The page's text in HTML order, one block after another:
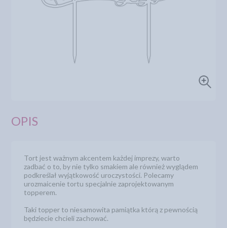
OPIS
Tort jest ważnym akcentem każdej imprezy, warto
zadbać o to, by nie tylko smakiem ale również wyglądem
podkreślał wyjątkowość uroczystości. Polecamy
urozmaicenie tortu specjalnie zaprojektowanym
topperem.
Taki topper to niesamowita pamiątka którą z pewnością
będziecie chcieli zachować.